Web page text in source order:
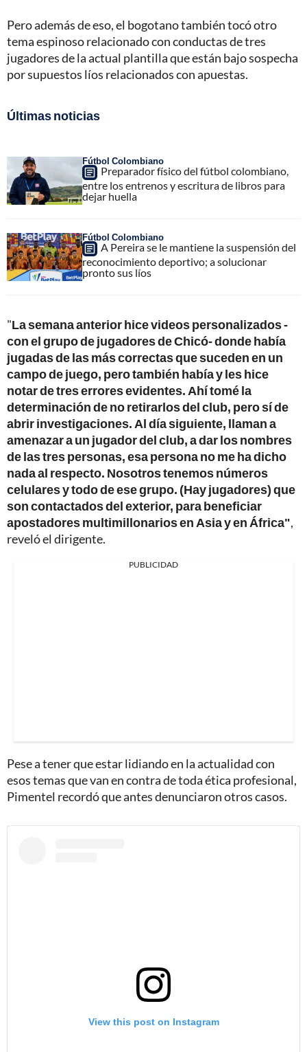
Pero además de eso, el bogotano también tocó otro
tema espinoso relacionado con conductas de tres
jugadores de la actual plantilla que están bajo sospecha
por supuestos líos relacionados con apuestas.
Últimas noticias
Fútbol Colombiano
Preparador físico del fútbol colombiano,
entre los entrenos y escritura de libros para
dejar huella
Fútbol Colombiano
A Pereira se le mantiene la suspensión del
reconocimiento deportivo; a solucionar
pronto sus líos
"La semana anterior hice videos personalizados -
con el grupo de jugadores de Chicó- donde había
jugadas de las más correctas que suceden en un
campo de juego, pero también había y les hice
notar de tres errores evidentes. Ahí tomé la
determinación de no retirarlos del club, pero sí de
abrir investigaciones. Al día siguiente, llaman a
amenazar a un jugador del club, a dar los nombres
de las tres personas, esa persona no me ha dicho
nada al respecto. Nosotros tenemos números
celulares y todo de ese grupo. (Hay jugadores) que
son contactados del exterior, para beneficiar
apostadores multimillonarios en Asia y en África",
reveló el dirigente.
PUBLICIDAD
Pese a tener que estar lidiando en la actualidad con
esos temas que van en contra de toda ética profesional,
Pimentel recordó que antes denunciaron otros casos.
View this post on Instagram